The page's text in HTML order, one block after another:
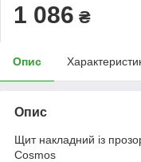
1 086 ₴
Опис
Опис
Щит накладний із
Cosmos